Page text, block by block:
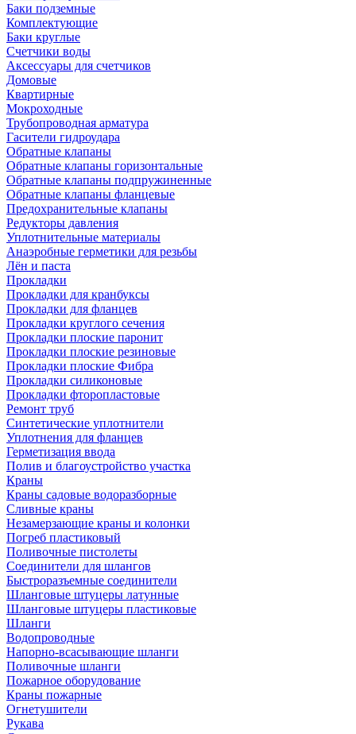
Баки подземные
Комплектующие
Баки круглые
Счетчики воды
Аксессуары для счетчиков
Домовые
Квартирные
Мокроходные
Трубопроводная арматура
Гасители гидроудара
Обратные клапаны
Обратные клапаны горизонтальные
Обратные клапаны подпружиненные
Обратные клапаны фланцевые
Предохранительные клапаны
Редукторы давления
Уплотнительные материалы
Анаэробные герметики для резьбы
Лён и паста
Прокладки
Прокладки для кранбуксы
Прокладки для фланцев
Прокладки круглого сечения
Прокладки плоские паронит
Прокладки плоские резиновые
Прокладки плоские Фибра
Прокладки силиконовые
Прокладки фторопластовые
Ремонт труб
Синтетические уплотнители
Уплотнения для фланцев
Герметизация ввода
Полив и благоустройство участка
Краны
Краны садовые водоразборные
Сливные краны
Незамерзающие краны и колонки
Погреб пластиковый
Поливочные пистолеты
Соединители для шлангов
Быстроразъемные соединители
Шланговые штуцеры латунные
Шланговые штуцеры пластиковые
Шланги
Водопроводные
Напорно-всасывающие шланги
Поливочные шланги
Пожарное оборудование
Краны пожарные
Огнетушители
Рукава